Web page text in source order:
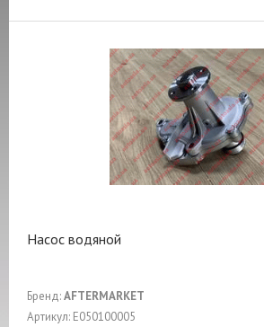
Насос водяной
Бренд:AFTERMARKET
Артикул: E050100005